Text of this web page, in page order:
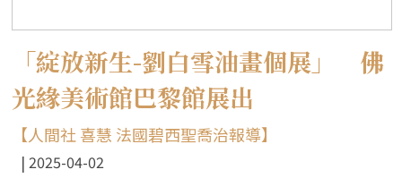
「綻放新生-劉白雪油畫個展」 佛
光緣美術館巴黎館展出
【人間社 喜慧 法國碧西聖喬治報導】
2025-04-02